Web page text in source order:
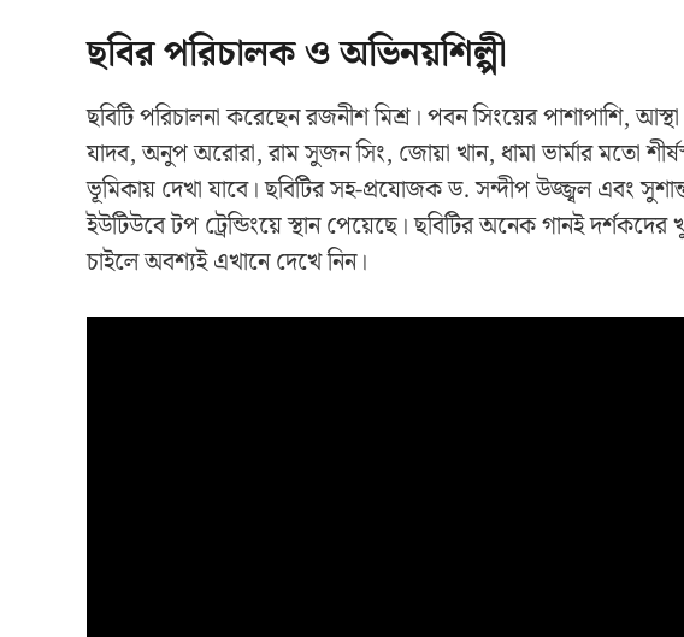
ছবির পরিচালক ও অভিনয়শিল্পী
ছবিটি পরিচালনা করেছেন রজনীশ মিশ্র। পবন সিংয়ের পাশাপাশি,
যাদব, অনুপ অরোরা, রাম সুজন সিং, জোয়া খান, ধামা ভার্মার মতো
ভূমিকায় দেখা যাবে। ছবিটির সহ-প্রযোজক ড. সন্দীপ উজ্জ্বল এবং
ইউটিউবে টপ ট্রেন্ডিংয়ে স্থান পেয়েছে। ছবিটির অনেক গানই
চাইলে অবশ্যই এখানে দেখে নিন।